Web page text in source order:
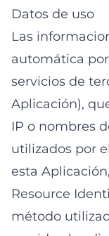
Datos de uso
Las
automática
servicios de
Aplicación),
IP o nombres
utilizados por
esta
Resource
método